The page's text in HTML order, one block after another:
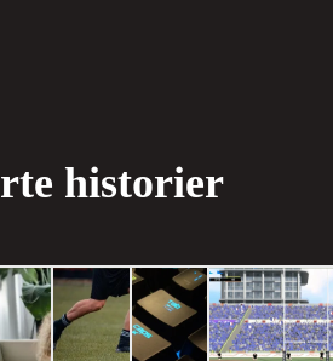
historier